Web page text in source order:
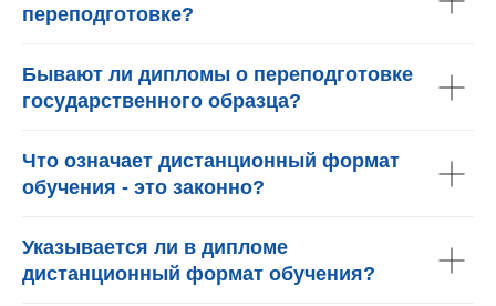
переподготовке?
Бывают ли дипломы о переподготовке
государственного образца?
Что означает дистанционный формат
обучения - это законно?
Указывается ли в дипломе
дистанционный формат обучения?